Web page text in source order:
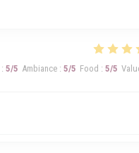
: 5/5 Ambiance : 5/5 Food : 5/5